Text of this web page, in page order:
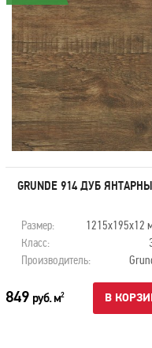
GRUNDE 914 ДУБ
Размер:
1215х195х12
Класс:
Производитель:
849 руб. м2 В